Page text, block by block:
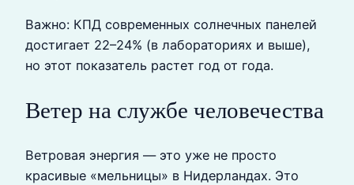
Важно: КПД современных солнечных панелей
достигает 22–24% (в лабораториях и выше),
но этот показатель растет год от года.
Ветер на службе человечества
Ветровая энергия — это уже не просто
красивые «мельницы» в Нидерландах. Это